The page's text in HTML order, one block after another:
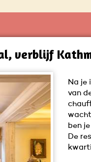
verblijf
Na je
van
ben
De